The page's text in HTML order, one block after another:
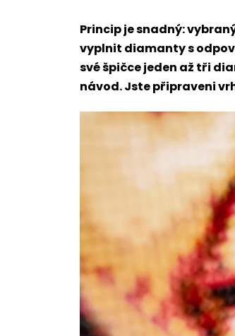
Princip je snadný:
vyplnit diamanty s
své špičce jeden až tři
návod. Jste připraveni